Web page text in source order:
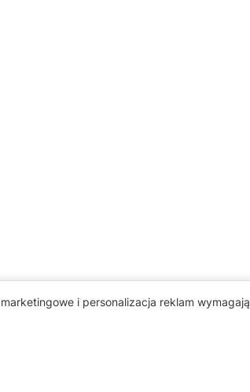
i personalizacja reklam wymagają